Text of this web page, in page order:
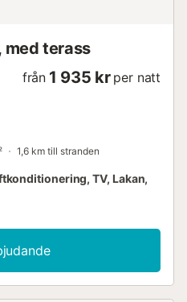
med terass
från 1 935 kr per natt
1,6 km till stranden
TV, Lakan,